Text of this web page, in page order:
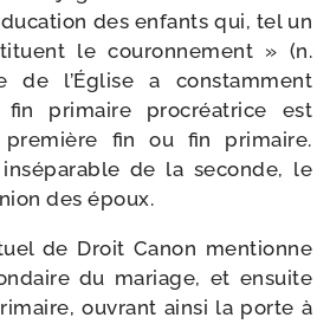
des enfants qui, tel un
le cou­ron­ne­ment » (n.
de l’Église a constam­ment
pri­maire pro­créa­trice est
fin ou fin pri­maire.
de la seconde, le
des époux.
de Droit Canon men­tionne
du mariage, et ensuite
ouvrant ain­si la porte à